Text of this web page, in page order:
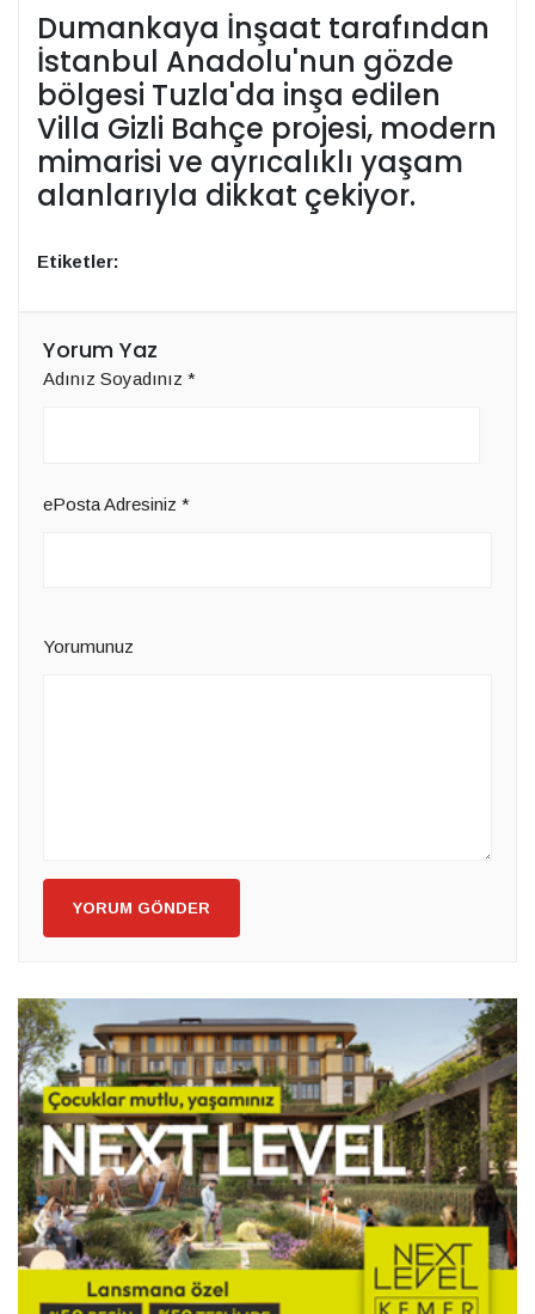
Dumankaya İnşaat tarafından
İstanbul Anadolu'nun gözde
bölgesi Tuzla'da inşa edilen
Villa Gizli Bahçe projesi, modern
mimarisi ve ayrıcalıklı yaşam
alanlarıyla dikkat çekiyor.
Etiketler:
Yorum Yaz
Adınız Soyadınız *
ePosta Adresiniz *
Yorumunuz
YORUM GÖNDER